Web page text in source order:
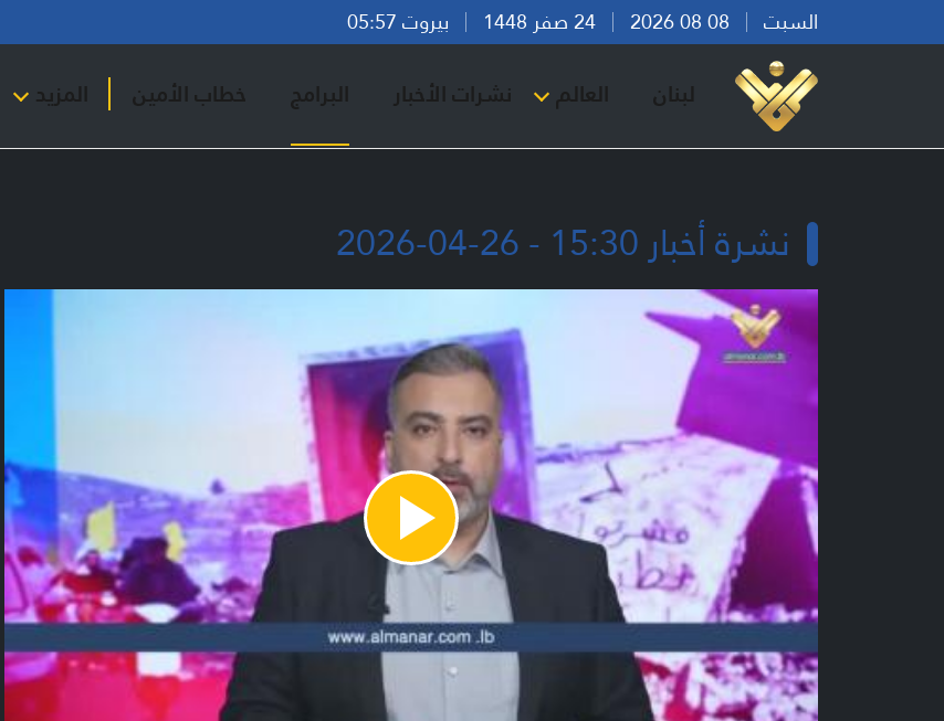
السبت بيروت 05:57
لبنان العالم نشرات الأخبار البرامج خطاب الأمين المزيد
نشرة أخبار 15:30 - 26-04-2026
Play
Video